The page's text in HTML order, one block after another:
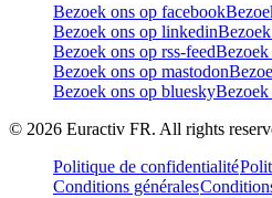
Bezoek ons op facebook
Bezoek ons op linkedin
Bezoek ons op rss-feedBezoek
Bezoek ons op mastodon
Bezoek ons op blueskyBezoek
© 2026 Euractiv FR. All rights
Politique de confidentialité
Conditions générales